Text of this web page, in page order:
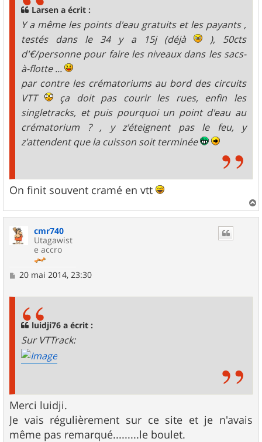
Larsen a écrit :
Y a même les points d'eau gratuits et les payants ,
testés dans le 34 y a 15j (déjà
), 50cts
d'€/personne pour faire les niveaux dans les sacs-
à-flotte ...
par contre les crématoriums au bord des circuits
VTT
ça doit pas courir les rues, enfin les
singletracks, et puis pourquoi un point d'eau au
crématorium ? , y z'éteignent pas le feu, y
z'attendent que la cuisson soit terminée
On finit souvent cramé en vtt
a
cmr740
Utagawist
e accro
M
20 mai 2014, 23:30
luidji76 a écrit :
Sur VTTrack:
Merci luidji.
Je vais régulièrement sur ce site et je n'avais
même pas remarqué.........le boulet.